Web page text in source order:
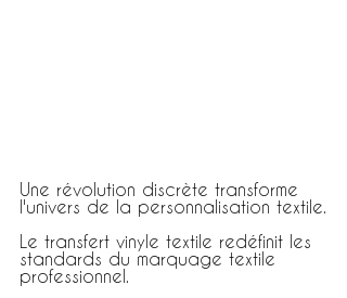
Une révolution discrète transforme
l'univers de la personnalisation textile.
Le transfert vinyle textile redéfinit les
standards du marquage textile
professionnel.